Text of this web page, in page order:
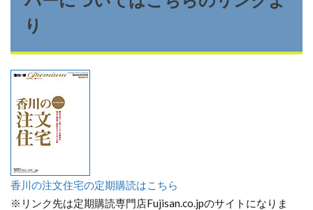
り
香川の注文住宅の定期購読はこちら
※リンク先は定期購読専門店Fujisan.co.jpのサイトになりま